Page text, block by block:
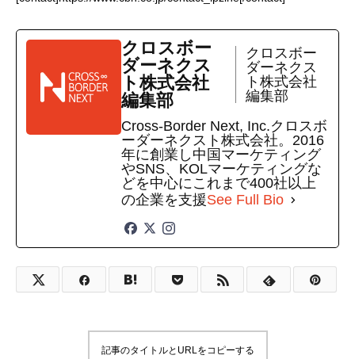
クロスボー
ダーネクス
ト株式会社
編集部
クロスボー
ダーネクス
ト株式会社
編集部
Cross-Border Next, Inc.クロスボ
ーダーネクスト株式会社。2016
年に創業し中国マーケティング
やSNS、KOLマーケティングな
どを中心にこれまで400社以上
の企業を支援See Full Bio
記事のタイトルとURLをコピーする